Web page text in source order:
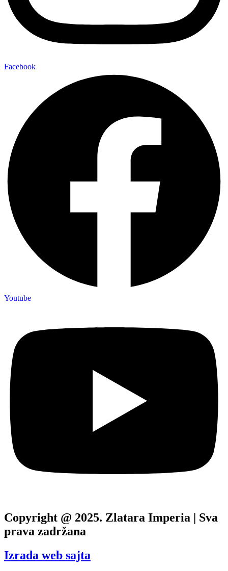
Facebook
Youtube
Copyright @ 2025. Zlatara Imperia | Sva
prava zadržana
Izrada web sajta